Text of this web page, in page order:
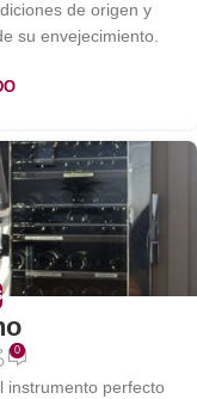
de origen y
su envejecimiento.
0
instrumento perfecto